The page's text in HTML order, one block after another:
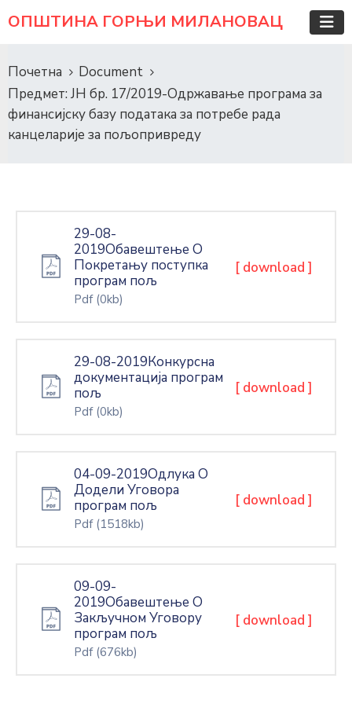
ОПШТИНА ГОРЊИ МИЛАНОВАЦ
Почетна
Document
Предмет: ЈН бр. 17/2019-Одржавање програма за
финансијску базу података за потребе рада
канцеларије за пољопривреду
29-08-
2019Обавештење О
Покретању поступка
програм пољ
Pdf (0kb)
[ download ]
29-08-2019Конкурсна
документација програм
пољ
Pdf (0kb)
[ download ]
04-09-2019Одлука О
Додели Уговора
програм пољ
Pdf (1518kb)
[ download ]
09-09-
2019Обавештење О
Закључном Уговору
програм пољ
Pdf (676kb)
[ download ]